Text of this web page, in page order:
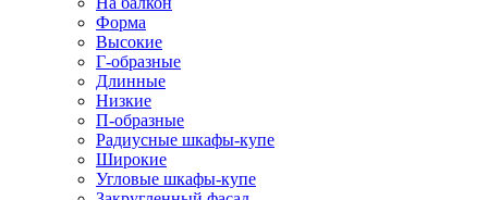
Форма
Высокие
Г-образные
Длинные
Низкие
П-образные
Радиусные шкафы-купе
Широкие
Угловые шкафы-купе